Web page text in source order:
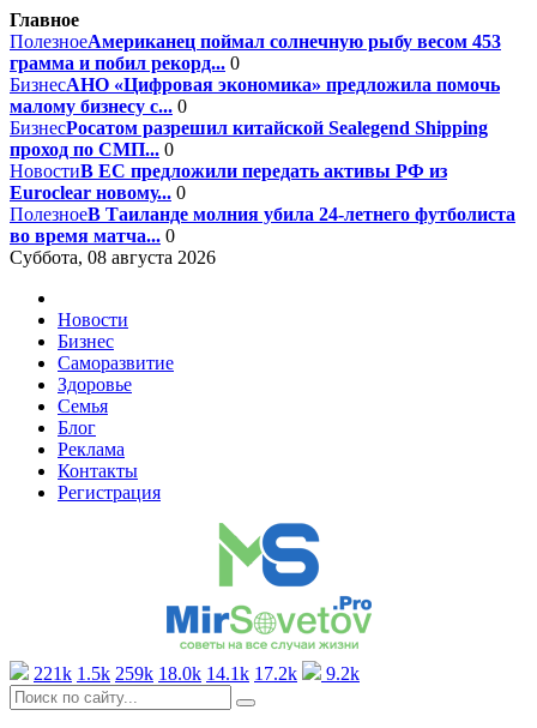
Главное
ПолезноеАмериканец поймал солнечную рыбу весом 453
грамма и побил рекорд... 0
БизнесАНО «Цифровая экономика» предложила помочь
малому бизнесу с... 0
БизнесРосатом разрешил китайской Sealegend Shipping
проход по СМП... 0
НовостиВ ЕС предложили передать активы РФ из
Euroclear новому... 0
ПолезноеВ Таиланде молния убила 24-летнего футболиста
во время матча... 0
Суббота, 08 августа 2026
Новости
Бизнес
Саморазвитие
Здоровье
Семья
Блог
Реклама
Контакты
Регистрация
221k 1.5k 259k 18.0k 14.1k 17.2k 9.2k